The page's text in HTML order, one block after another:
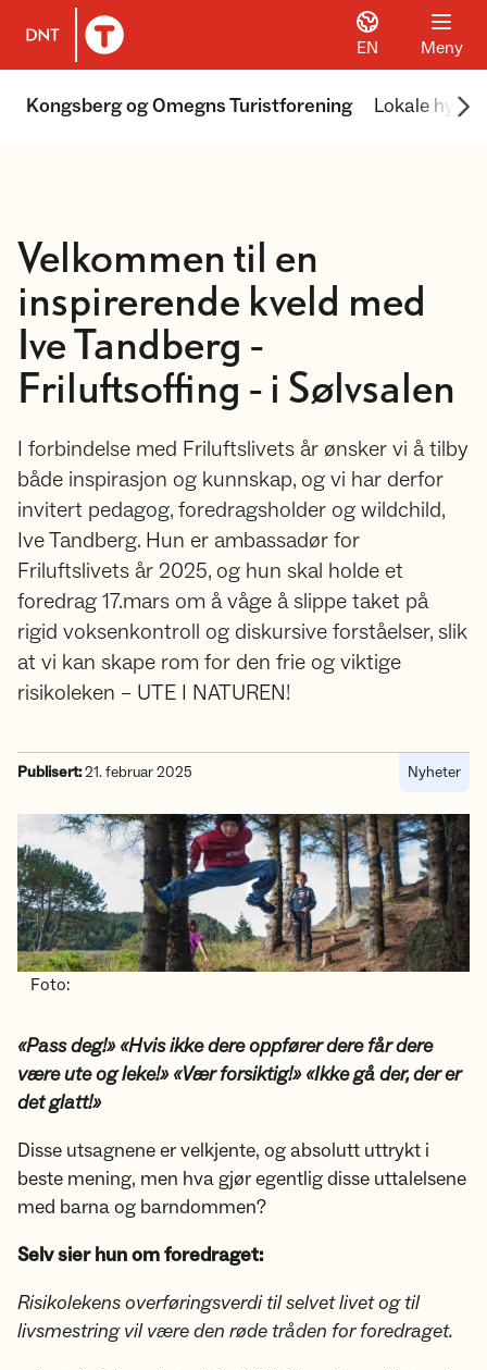
Til DNT.no forside
EN Meny
Kongsberg og Omegns Turistforening Lokale hytter
Velkommen til en
inspirerende kveld med
Ive Tandberg -
Friluftsoffing - i Sølvsalen
I forbindelse med Friluftslivets år ønsker vi å tilby
både inspirasjon og kunnskap, og vi har derfor
invitert pedagog, foredragsholder og wildchild,
Ive Tandberg. Hun er ambassadør for
Friluftslivets år 2025, og hun skal holde et
foredrag 17.mars om å våge å slippe taket på
rigid voksenkontroll og diskursive forståelser, slik
at vi kan skape rom for den frie og viktige
risikoleken – UTE I NATUREN!
Publisert:21. februar 2025 Nyheter
Foto:
«Pass deg!» «Hvis ikke dere oppfører dere får dere
være ute og leke!» «Vær forsiktig!» «Ikke gå der, der er
det glatt!»
Disse utsagnene er velkjente, og absolutt uttrykt i
beste mening, men hva gjør egentlig disse uttalelsene
med barna og barndommen?
Selv sier hun om foredraget:
Risikolekens overføringsverdi til selvet livet og til
livsmestring vil være den røde tråden for foredraget.